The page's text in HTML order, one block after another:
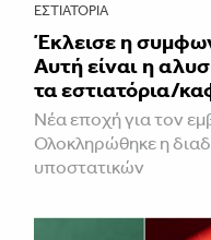
ΕΣΤΙΑΤΌΡΙΑ
Έκλεισε η
Αυτή είναι η
τα εστιατόρια/
Νέα εποχή για τον
Ολοκληρώθηκε η
υποστατικών